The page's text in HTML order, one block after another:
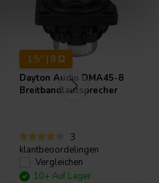
1.5" | 8 Ω
Dayton Audio DMA45-8
Breitbandlautsprecher
3
klantbeoordelingen
Vergleichen
10+ Auf Lager